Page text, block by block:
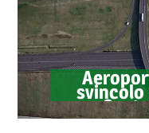
svincolo